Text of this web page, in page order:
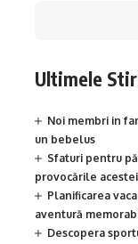
Ultimele
Noi membri in
un bebelus
Sfaturi pentru
provocările
Planificarea
aventură
Descopera